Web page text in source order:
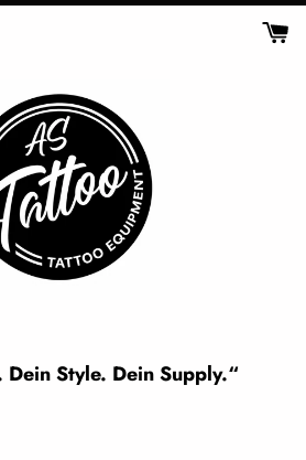
Dein Style. Dein Supply.“